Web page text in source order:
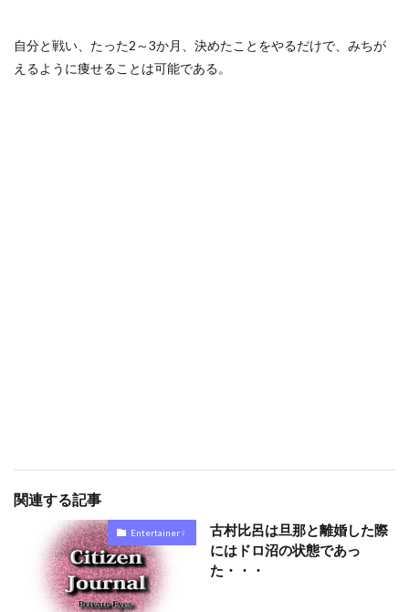
自分と戦い、たった2～3か月、決めたことをやるだけで、みちが
えるように痩せることは可能である。
関連する記事
Entertainer♀
古村比呂は旦那と離婚した際
にはドロ沼の状態であっ
た・・・